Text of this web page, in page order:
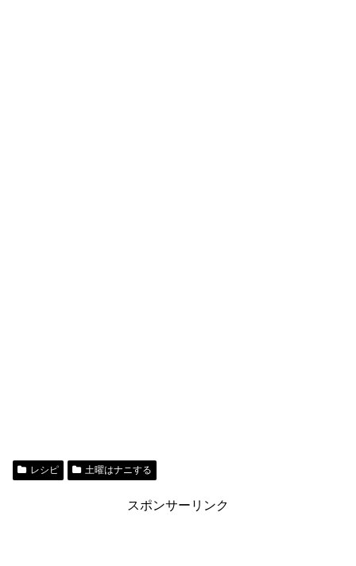
レシピ 土曜はナニする
スポンサーリンク